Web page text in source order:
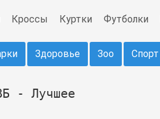
Кроссы Куртки Футболки
Здоровье Зоо Спорт
- Лучшее